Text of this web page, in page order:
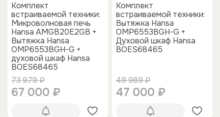
Комплект
встраиваемой техники:
Микроволновая печь
Hansa AMGB20E2GB +
Вытяжка Hansa
OMP6553BGH-G +
духовой шкаф Hansa
BOES68465
73 979 ₽
67 000 ₽
Комплект
встраиваемой техники:
Вытяжка Hansa
OMP6553BGH-G +
Духовой шкаф Hansa
BOES68465
49 989 ₽
47 000 ₽